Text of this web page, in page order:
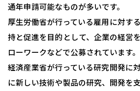
通年申請可能なものが多いです。
厚生労働省が行っている雇用に対す
持と促進を目的として、企業の経営
ローワークなどで公募されています。
経済産業省が行っている研究開発に
に新しい技術や製品の研究、開発を